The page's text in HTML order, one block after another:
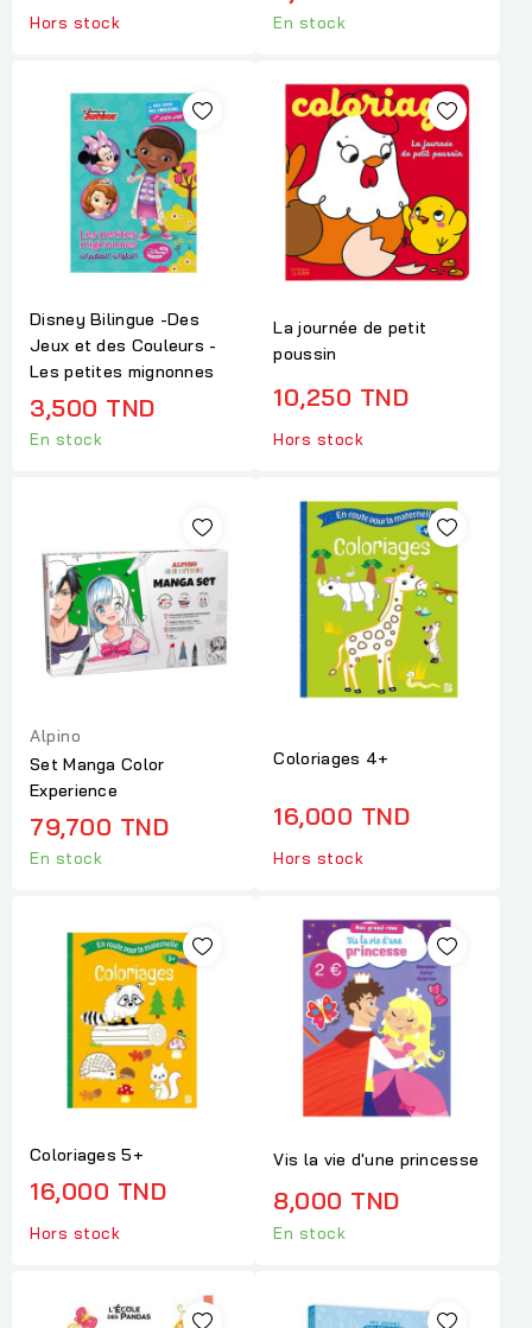
Hors stock En stock
Disney Bilingue -Des
Jeux et des Couleurs -
Les petites mignonnes
3,500 TND
En stock
La journée de petit
poussin
10,250 TND
Hors stock
Alpino
Set Manga Color
Experience
79,700 TND
En stock
Coloriages 4+
16,000 TND
Hors stock
Coloriages 5+
16,000 TND
Hors stock
Vis la vie d'une princesse
8,000 TND
En stock